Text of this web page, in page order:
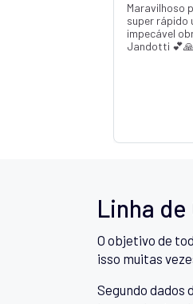
Maravilhoso
super rápido
impecável
Jandotti 💕🙏
Linha
O objetivo de
isso muitas
Segundo dados